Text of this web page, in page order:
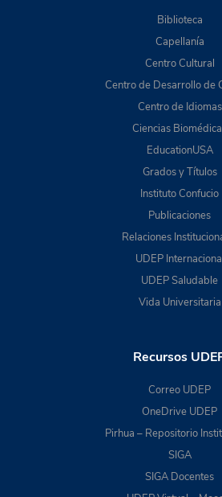
Biblioteca
Capellanía
Centro Cultural
Centro de Desarrollo de
Centro de Idiomas
Ciencias
EducationUSA
Grados y Títulos
Instituto Confucio
Publicaciones
Relaciones
UDEP
UDEP Saludable
Vida Universitaria
Recursos
Correo UDEP
OneDrive UDEP
Pirhua – Repositorio
SIGA
SIGA Docentes